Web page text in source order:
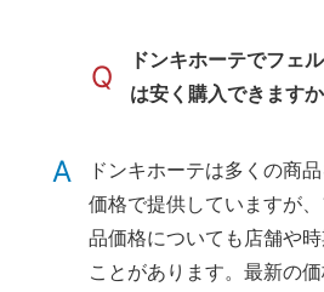
Q
ドンキホーテでフェ
は安く購入できます
A
ドンキホーテは多くの商
価格で提供していますが
品価格についても店舗や
ことがあります。最新の